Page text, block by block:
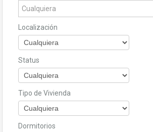
Localización
Status
Tipo de Vivienda
Dormitorios